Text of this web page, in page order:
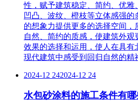
性，赋予建筑稳定、简约、优雅
凹凸、波纹、橙枝等立体感强
的想象力提供更多的选择空间，
自然、简约的质感，使建筑外观
效果的选择和运用，使人在具有
现代建筑中感受到回归自然的精
2024-12 242024-12 24
水包砂涂料的施工条件有哪